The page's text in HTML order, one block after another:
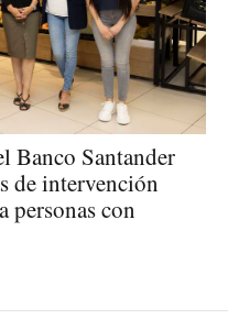
Banco Santander
de intervención
personas con